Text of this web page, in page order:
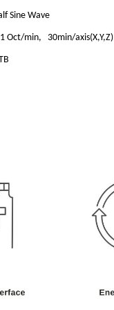
Sine Wave
Oct/min, 30min/axis(X,Y,Z)